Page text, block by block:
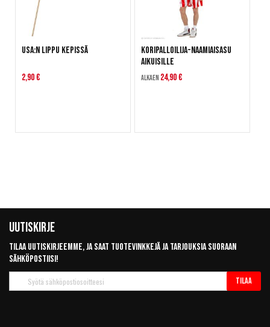
USA:n lippu kepissä
2,90 €
Koripalloilija-naamiaisasu
aikuisille
Alkaen 24,90 €
Uutiskirje
Tilaa uutiskirjeemme, ja saat tuotevinkkejä ja tarjouksia suoraan
sähköpostiisi!
uutiskirje
Tilaa